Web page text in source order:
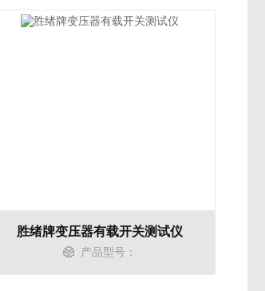
胜绪牌变压器有载开关测试仪
产品型号：